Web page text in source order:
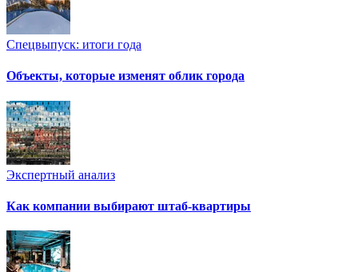
Спецвыпуск: итоги года
Объекты, которые изменят облик города
Экспертный анализ
Как компании выбирают штаб-квартиры